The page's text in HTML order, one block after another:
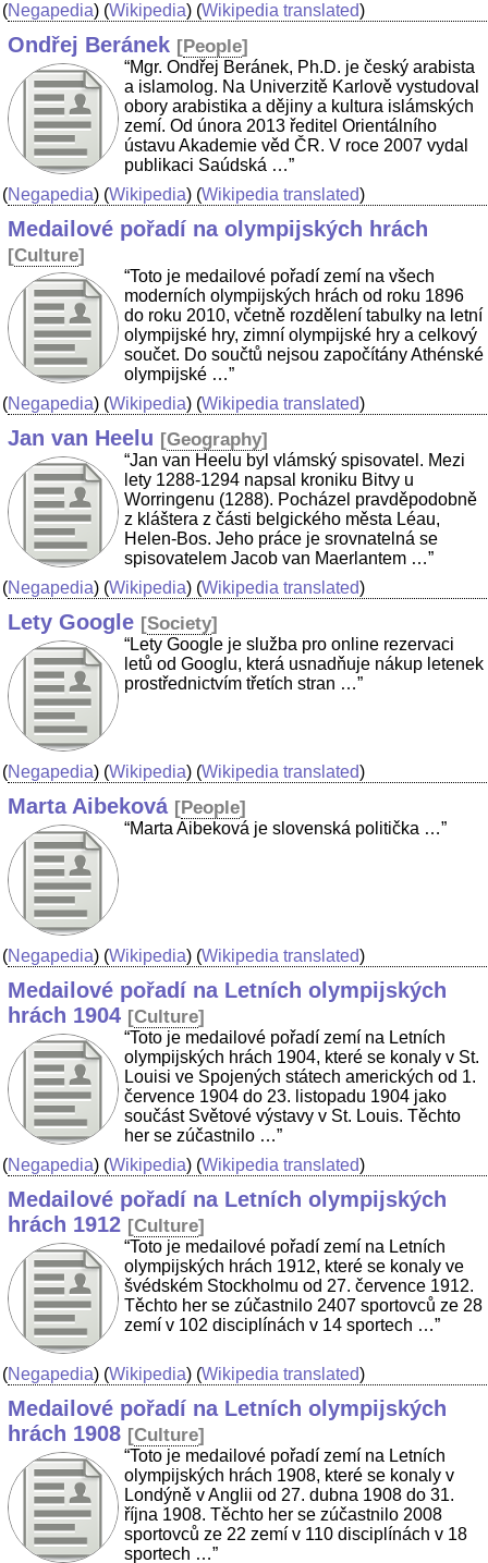
(Negapedia) (Wikipedia) (Wikipedia translated)
Ondřej Beránek [People]
“Mgr. Ondřej Beránek, Ph.D. je český arabista
a islamolog. Na Univerzitě Karlově vystudoval
obory arabistika a dějiny a kultura islámských
zemí. Od února 2013 ředitel Orientálního
ústavu Akademie věd ČR. V roce 2007 vydal
publikaci Saúdská …”
(Negapedia) (Wikipedia) (Wikipedia translated)
Medailové pořadí na olympijských hrách
[Culture]
“Toto je medailové pořadí zemí na všech
moderních olympijských hrách od roku 1896
do roku 2010, včetně rozdělení tabulky na letní
olympijské hry, zimní olympijské hry a celkový
součet. Do součtů nejsou započítány Athénské
olympijské …”
(Negapedia) (Wikipedia) (Wikipedia translated)
Jan van Heelu [Geography]
“Jan van Heelu byl vlámský spisovatel. Mezi
lety 1288-1294 napsal kroniku Bitvy u
Worringenu (1288). Pocházel pravděpodobně
z kláštera z části belgického města Léau,
Helen-Bos. Jeho práce je srovnatelná se
spisovatelem Jacob van Maerlantem …”
(Negapedia) (Wikipedia) (Wikipedia translated)
Lety Google [Society]
“Lety Google je služba pro online rezervaci
letů od Googlu, která usnadňuje nákup letenek
prostřednictvím třetích stran …”
(Negapedia) (Wikipedia) (Wikipedia translated)
Marta Aibeková [People]
“Marta Aibeková je slovenská politička …”
(Negapedia) (Wikipedia) (Wikipedia translated)
Medailové pořadí na Letních olympijských
hrách 1904 [Culture]
“Toto je medailové pořadí zemí na Letních
olympijských hrách 1904, které se konaly v St.
Louisi ve Spojených státech amerických od 1.
července 1904 do 23. listopadu 1904 jako
součást Světové výstavy v St. Louis. Těchto
her se zúčastnilo …”
(Negapedia) (Wikipedia) (Wikipedia translated)
Medailové pořadí na Letních olympijských
hrách 1912 [Culture]
“Toto je medailové pořadí zemí na Letních
olympijských hrách 1912, které se konaly ve
švédském Stockholmu od 27. července 1912.
Těchto her se zúčastnilo 2407 sportovců ze 28
zemí v 102 disciplínách v 14 sportech …”
(Negapedia) (Wikipedia) (Wikipedia translated)
Medailové pořadí na Letních olympijských
hrách 1908 [Culture]
“Toto je medailové pořadí zemí na Letních
olympijských hrách 1908, které se konaly v
Londýně v Anglii od 27. dubna 1908 do 31.
října 1908. Těchto her se zúčastnilo 2008
sportovců ze 22 zemí v 110 disciplínách v 18
sportech …”